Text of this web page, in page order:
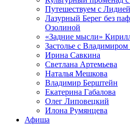
Путешествуем с
Лазурный Берег без
Озолиной
«Задние мысли»
Застолье с
Ирина Савкина
Светлана Артемьева
Наталья Мешкова
Владимир Берштейн
Екатерина Габалова
Олег Липовецкий
Илона Румянцева
Афиша